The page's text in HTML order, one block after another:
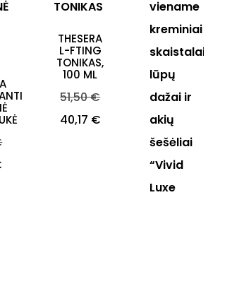
THESERA
L-FTING
TONIKAS,
100 ML
Bazinė
kaina
51,50 €
Kaina
40,17 €